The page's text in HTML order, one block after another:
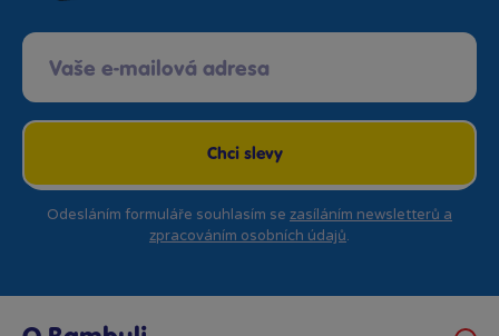
Chci slevy
Odesláním formuláře souhlasím se zasíláním newsletterů a
zpracováním osobních údajů.